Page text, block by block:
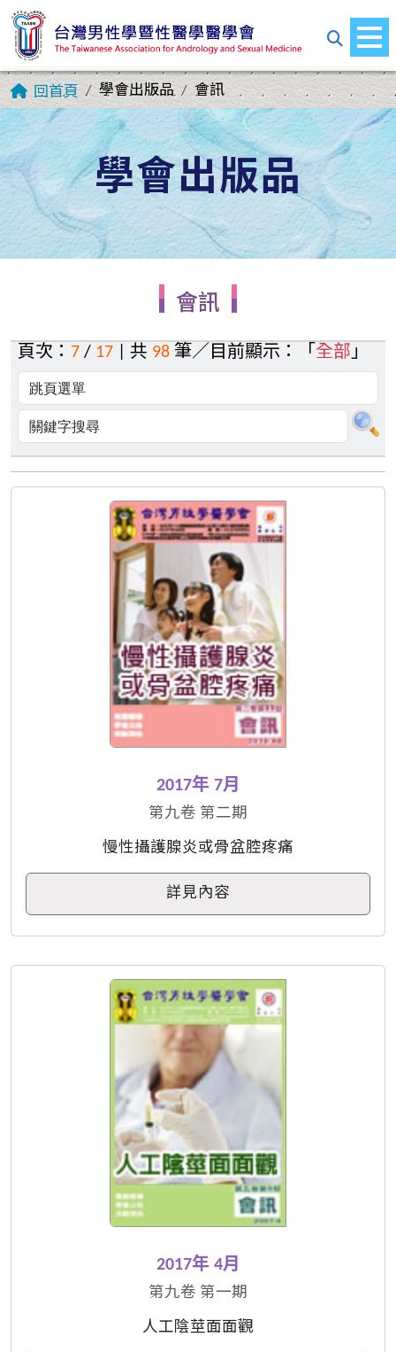
回首頁 學會出版品 會訊
學會出版品
會訊
頁次： 7 / 17 | 共 98 筆／目前顯示：「 全部」
2017年 7月
第九卷 第二期
慢性攝護腺炎或骨盆腔疼痛
詳見內容
2017年 4月
第九卷 第一期
人工陰莖面面觀